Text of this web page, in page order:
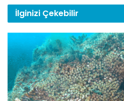
İlginizi Çekebilir